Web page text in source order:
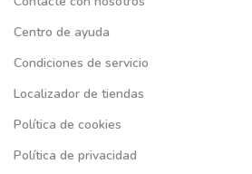
Centro de ayuda
Condiciones de servicio
Localizador de tiendas
Política de cookies
Política de privacidad